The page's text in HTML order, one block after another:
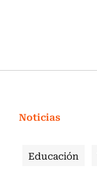
Noticias
Educación